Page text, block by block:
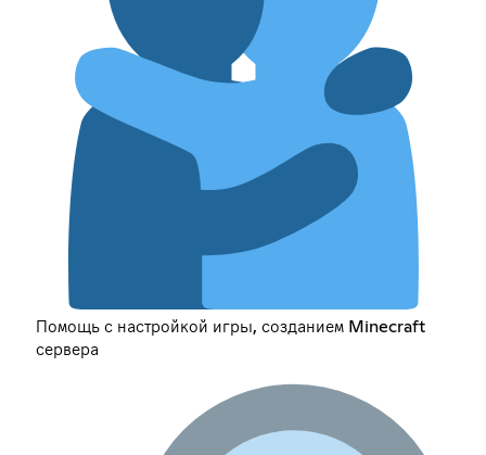
Помощь с настройкой игры, созданием Minecraft
сервера